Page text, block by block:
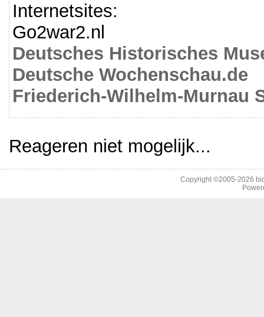
Internetsites:
Go2war2.nl
Deutsches Historisches
Deutsche Wochenschau.de
Friederich-Wilhelm-Murnau
Reageren niet mogelijk...
Copyright ©2005-2026